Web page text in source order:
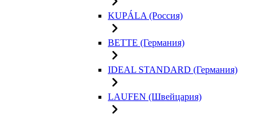
KUPÁLA (Россия)
BETTE (Германия)
IDEAL STANDARD (Германия)
LAUFEN (Швейцария)